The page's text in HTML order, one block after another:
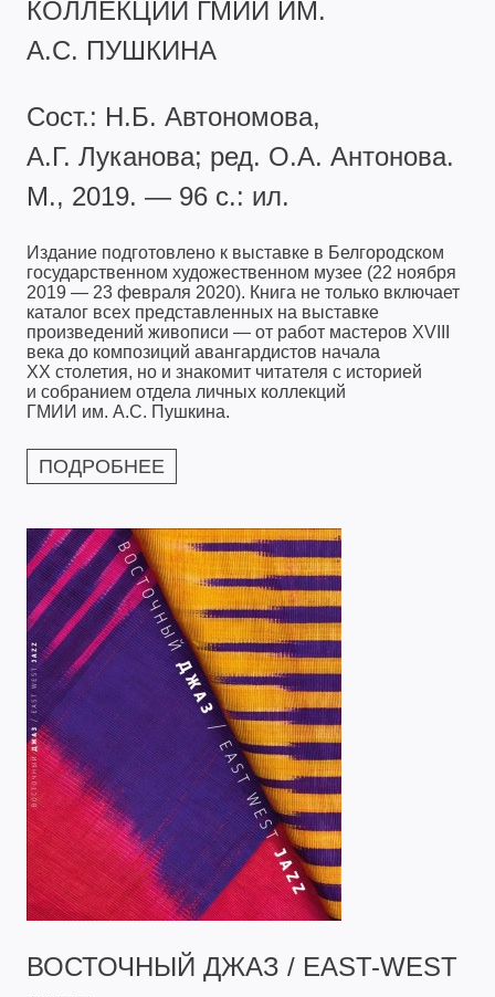
КОЛЛЕКЦИЙ ГМИИ ИМ.
А.С. ПУШКИНА
Сост.: Н.Б. Автономова,
А.Г. Луканова; ред. О.А. Антонова.
М., 2019. — 96 с.: ил.
Издание подготовлено к выставке в Белгородском
государственном художественном музее (22 ноября
2019 — 23 февраля 2020). Книга не только включает
каталог всех представленных на выставке
произведений живописи — от работ мастеров XVIII
века до композиций авангардистов начала
XX столетия, но и знакомит читателя с историей
и собранием отдела личных коллекций
ГМИИ им. А.С. Пушкина.
ПОДРОБНЕЕ
ВОСТОЧНЫЙ ДЖАЗ / EAST-WEST